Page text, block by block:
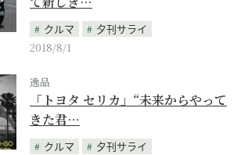
クルマ
夕刊サライ
2018/8/1
逸品
「トヨタ セリカ」“未来からやって
きた君…
クルマ
夕刊サライ